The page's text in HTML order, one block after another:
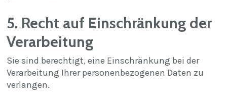
5. Recht auf Einschränkung der
Verarbeitung
Sie sind berechtigt, eine Einschränkung bei der
Verarbeitung Ihrer personenbezogenen Daten zu
verlangen.